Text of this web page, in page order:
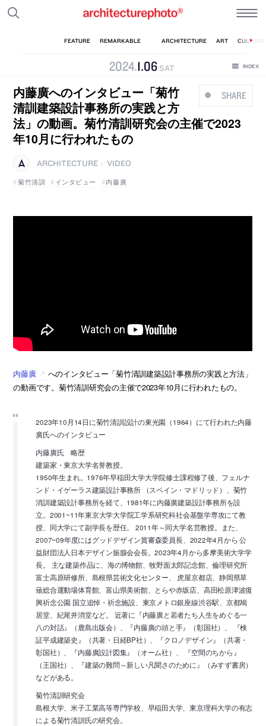
2024.1.06 SAT
SHARE
内藤廣へのインタビュー「菊竹
清訓建築設計事務所の実践と方
法」の動画。菊竹清訓研究会の主催で2023
年10月に行われたもの
ARCHITECTURE
VIDEO
菊竹清訓
インタビュー 内藤廣
内藤廣
へのインタビュー「菊竹清訓建築設計事務所の実践と方法」
の動画です。菊竹清訓研究会の主催で2023年10月に行われたもの。
2023年10月14日に菊竹清訓設計の東光園（1964）にて行われた内藤
廣氏へのインタビュー
内藤廣氏 略歴
建築家・東京大学名誉教授。
1950年生まれ。1976年早稲田大学大学院修士課程修了後、フェルナ
ンド・イゲーラス建築設計事務所 （スペイン・マドリッド）、菊竹
消訓建築設計事務所を経て、1981年に内藤廣建築設計事務所を設
立。2001~11年東京大学大学院工学系研究科社会基盤学専攻にて教
授、同大学にて副学長を歴任。 2011年～同大学名営教授。また、
2007~09年度にはグッドデザイン賞審森委員長、2022年4月から 公
益財団法人日本デザイン振腺会会長。2023年4月から多摩美術大学学
長。 主な建築作品に、海の博物館、牧野面太郎記念館、倫理研究所
富士高原研修所、島根県芸術文化センター、 虎屋京都店、静岡県草
薙総合運動場体育館、富山県美術館、とらや赤坂店、高田松原津波復
興祈念公園 国立追悼・祈念施設、東京メトロ銀座線渋谷駅、京都鳩
居堂、紀尾井消堂など。 近著に『内藤廣と若者たち人生をめぐる一
八の対話』（鹿島出版会）、『内藤廣の頭と手』（彰国社）、 『検
証平成建築史』（共著・日経BP社）、『クロノデザイン』（共著・
彰国社）、『内藤廣設計図集』（オーム社）、 『空間のちから』
（王国社）、『建築の難問～新しい凡聞さのために』（みすず書房）
などがある。
菊竹清訓研究会
島根大学、米子工業高等専門学校、早稲田大学、東京理科大学の有志
による菊竹清訓氏の研究会。